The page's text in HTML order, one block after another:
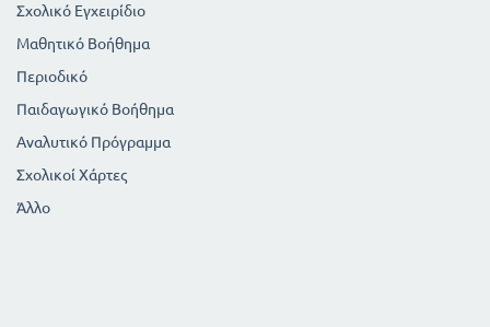
Σχολικό Εγχειρίδιο
Μαθητικό Βοήθημα
Περιοδικό
Παιδαγωγικό Βοήθημα
Αναλυτικό Πρόγραμμα
Σχολικοί Χάρτες
Άλλο